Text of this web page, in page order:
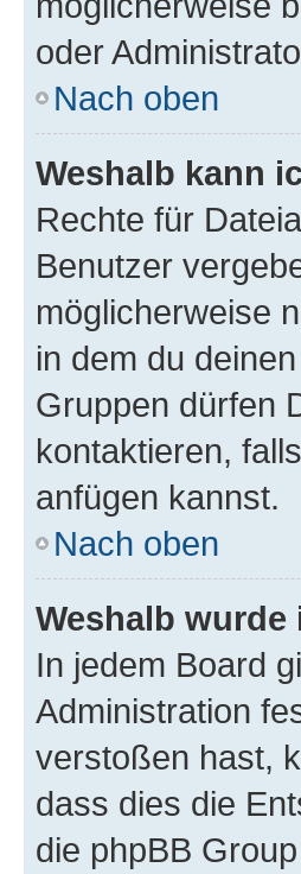
oder
Nach oben
Weshalb kann
Rechte für
Benutzer
möglicherweise
in dem du
Gruppen dürfen
kontaktieren,
anfügen kannst.
Nach oben
Weshalb
In jedem Board
Administration
verstoßen hast,
dass dies die
die phpBB